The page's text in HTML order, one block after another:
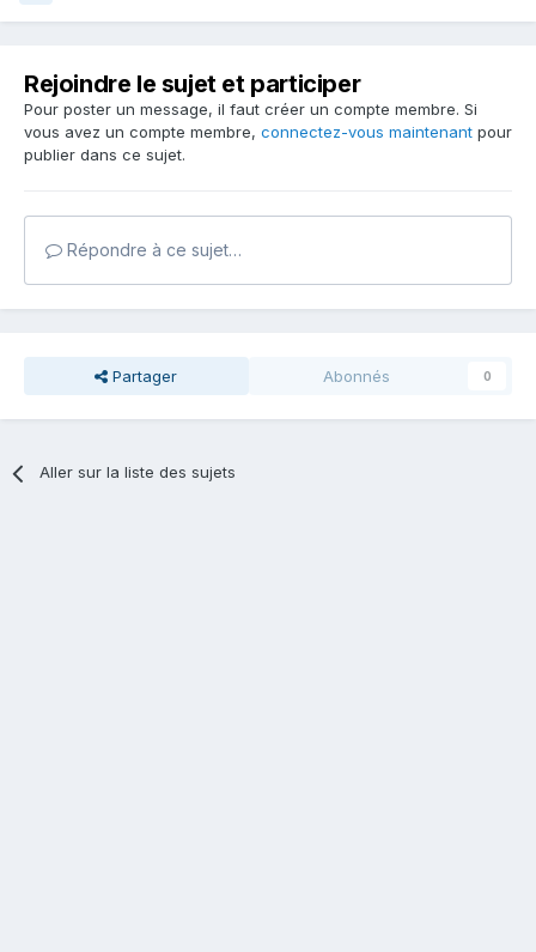
Rejoindre le sujet et participer
Pour poster un message, il faut créer un compte membre. Si
vous avez un compte membre, connectez-vous maintenant pour
publier dans ce sujet.
Répondre à ce sujet…
Partager Abonnés 0
Aller sur la liste des sujets